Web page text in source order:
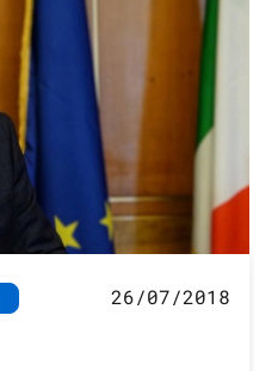
26/07/2018